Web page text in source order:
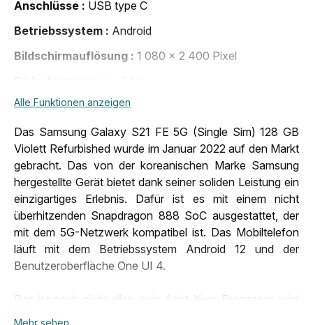
Anschlüsse
USB type C
Betriebssystem
Android
Bildschirmauflösung
1 080 x 2 400 Pixel
Bluetooth
Bluetooth 5.0
Entsperrsystem
Fingerabdrücke, Gesichtserkennung
Entsperrung
Alle Anbieter
Erscheinungsdatum
06.01.2022, 00:00:00
Erscheinungsjahr
2022
Gewicht
177 g
Grösse (LxBxT)
155,7 x 74,5 x 7,9 mm
Alle Funktionen anzeigen
Das Samsung Galaxy S21 FE 5G (Single Sim) 128 GB
Violett Refurbished wurde im Januar 2022 auf den Markt
gebracht. Das von der koreanischen Marke Samsung
hergestellte Gerät bietet dank seiner soliden Leistung ein
einzigartiges Erlebnis. Dafür ist es mit einem nicht
überhitzenden Snapdragon 888 SoC ausgestattet, der
mit dem 5G-Netzwerk kompatibel ist. Das Mobiltelefon
läuft mit dem Betriebssystem Android 12 und der
Benutzeroberfläche One UI 4.
Das ist noch nicht alles, sein Acht-Kern-Prozessor wird
je nach gewähltem Modell von 6 bis 8 GB RAM
Mehr sehen